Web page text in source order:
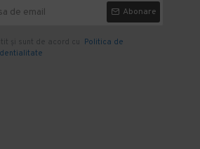
Abonare
şi sunt de acord cu Politica de